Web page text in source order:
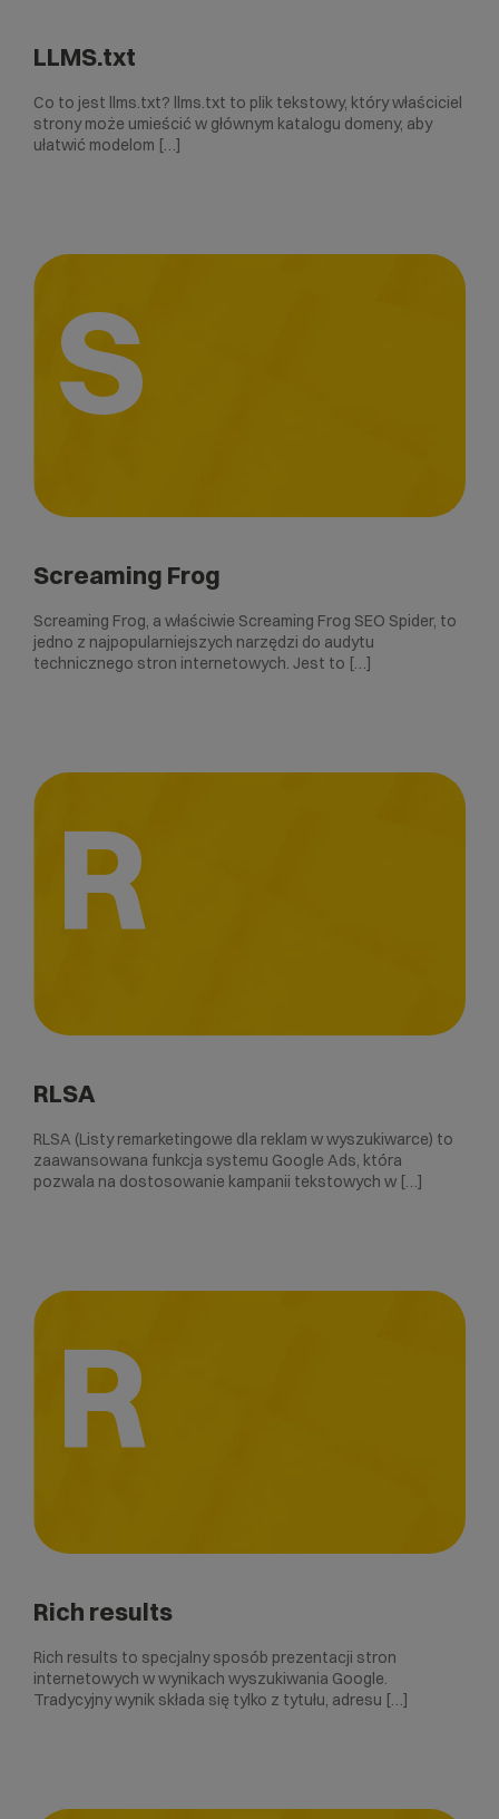
LLMS.txt
Co to jest llms.txt? llms.txt to plik tekstowy, który właściciel
strony może umieścić w głównym katalogu domeny, aby
ułatwić modelom […]
S
Screaming Frog
Screaming Frog, a właściwie Screaming Frog SEO Spider, to
jedno z najpopularniejszych narzędzi do audytu
technicznego stron internetowych. Jest to […]
R
RLSA
RLSA (Listy remarketingowe dla reklam w wyszukiwarce) to
zaawansowana funkcja systemu Google Ads, która
pozwala na dostosowanie kampanii tekstowych w […]
R
Rich results
Rich results to specjalny sposób prezentacji stron
internetowych w wynikach wyszukiwania Google.
Tradycyjny wynik składa się tylko z tytułu, adresu […]